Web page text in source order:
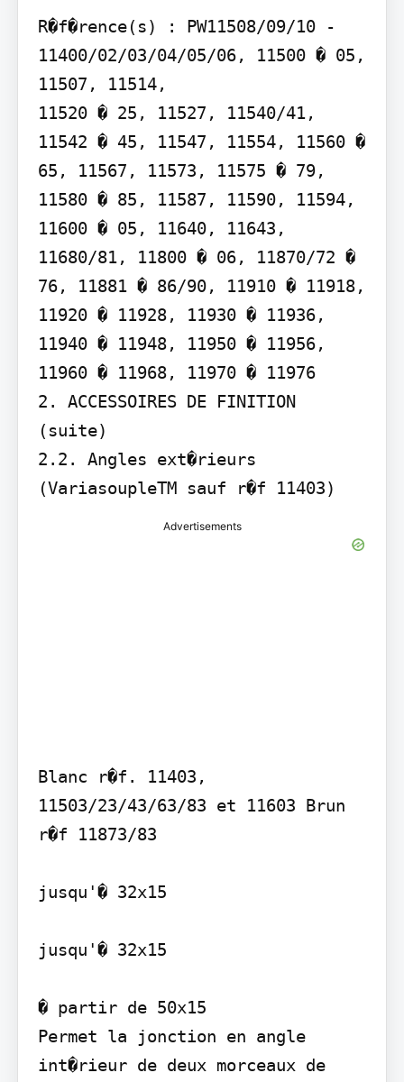
R�f�rence(s) : PW11508/09/10 -
11400/02/03/04/05/06, 11500 � 05,
11507, 11514,
11520 � 25, 11527, 11540/41,
11542 � 45, 11547, 11554, 11560 �
65, 11567, 11573, 11575 � 79,
11580 � 85, 11587, 11590, 11594,
11600 � 05, 11640, 11643,
11680/81, 11800 � 06, 11870/72 �
76, 11881 � 86/90, 11910 � 11918,
11920 � 11928, 11930 � 11936,
11940 � 11948, 11950 � 11956,
11960 � 11968, 11970 � 11976
2. ACCESSOIRES DE FINITION
(suite)
2.2. Angles ext�rieurs
(VariasoupleTM sauf r�f 11403)
Advertisements
Blanc r�f. 11403,
11503/23/43/63/83 et 11603 Brun
r�f 11873/83
jusqu'� 32x15
jusqu'� 32x15
� partir de 50x15
Permet la jonction en angle
int�rieur de deux morceaux de